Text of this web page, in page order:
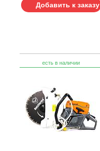
Добавить к заказу
есть в наличии